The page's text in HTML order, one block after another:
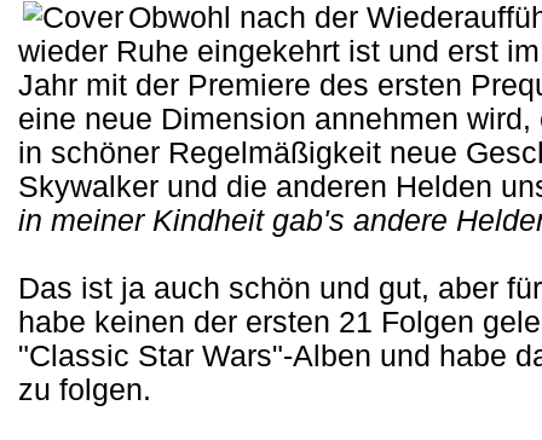
Obwohl nach der
wieder Ruhe eingekehrt ist und erst
Jahr mit der Premiere des ersten
eine neue Dimension annehmen
in schöner Regelmäßigkeit neue
Skywalker und die anderen Helden
in meiner Kindheit gab's andere
Das ist ja auch schön und gut, aber
habe keinen der ersten 21 Folgen
"Classic Star Wars"-Alben und habe
zu folgen.